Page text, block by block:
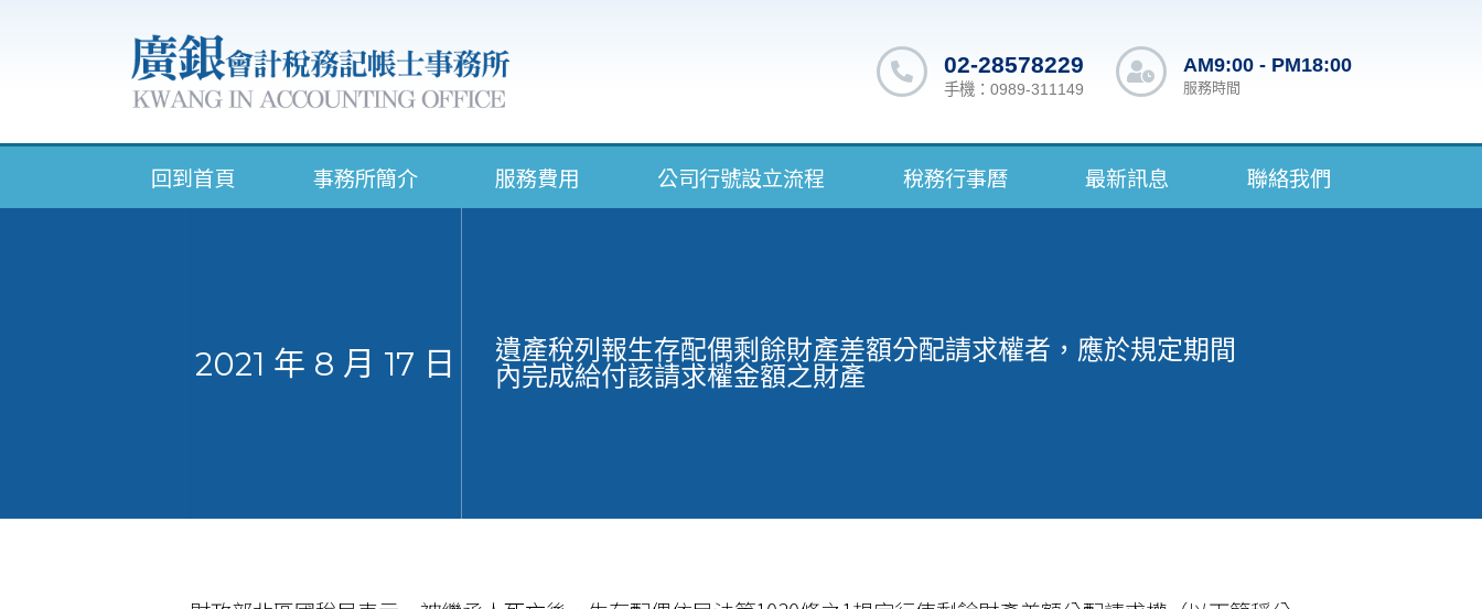
02-28578229
手機：0989-311149
AM9:00 - PM18:00
服務時間
回到首頁 事務所簡介 服務費用 公司行號設立流程 稅務行事曆 最新訊息 聯絡我們
2021 年 8 月 17 日
遺產稅列報生存配偶剩餘財產差額分配請求權者，應於規定期間
內完成給付該請求權金額之財產